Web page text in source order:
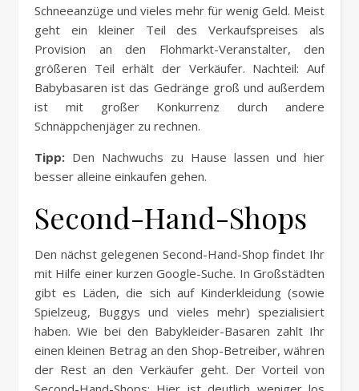
Schneeanzüge und vieles mehr für wenig Geld. Meist
geht ein kleiner Teil des Verkaufspreises als
Provision an den Flohmarkt-Veranstalter, den
größeren Teil erhält der Verkäufer. Nachteil: Auf
Babybasaren ist das Gedränge groß und außerdem
ist mit großer Konkurrenz durch andere
Schnäppchenjäger zu rechnen.
Tipp: Den Nachwuchs zu Hause lassen und hier
besser alleine einkaufen gehen.
Second-Hand-Shops
Den nächst gelegenen Second-Hand-Shop findet Ihr
mit Hilfe einer kurzen Google-Suche. In Großstädten
gibt es Läden, die sich auf Kinderkleidung (sowie
Spielzeug, Buggys und vieles mehr) spezialisiert
haben. Wie bei den Babykleider-Basaren zahlt Ihr
einen kleinen Betrag an den Shop-Betreiber, währen
der Rest an den Verkäufer geht. Der Vorteil von